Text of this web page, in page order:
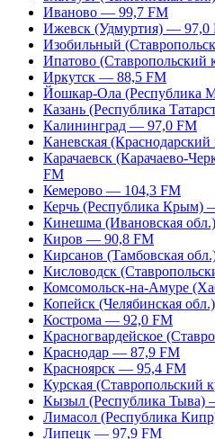
Иваново — 99,7 FM
Ижевск (Удмуртия) — 97,0
Изобильный
Ипатово
Иркутск — 88,5 FM
Йошкар-Ола (Республика
Казань (Республика
Калининград — 97,0 FM
Каневская
Карачаевск (Карачаево-
FM
Кемерово — 104,3 FM
Керчь (Республика Крым)
Кинешма (Ивановская
Киров — 90,8 FM
Кирсанов (Тамбовская
Кисловодск
Комсомольск-на-Амуре
Копейск (Челябинская
Кострома — 92,0 FM
Красногвардейское
Краснодар — 87,9 FM
Красноярск — 95,4 FM
Курская (Ставропольский
Кызыл (Республика Тыва)
Лимасол (Республика
Липецк — 97,9 FM